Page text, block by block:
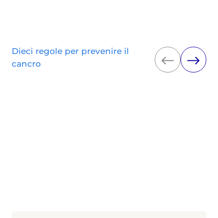
Dieci regole per prevenire il
cancro